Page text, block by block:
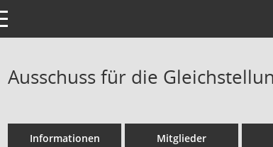
navigation
Ausschuss für die
Informationen Mitglieder